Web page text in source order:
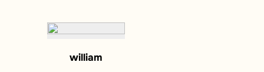
william